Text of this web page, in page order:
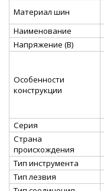
Материал шин
Наименование
Напряжение (В)
Особенности
конструкции
Серия
Страна
происхождения
Тип инструмента
Тип лезвия